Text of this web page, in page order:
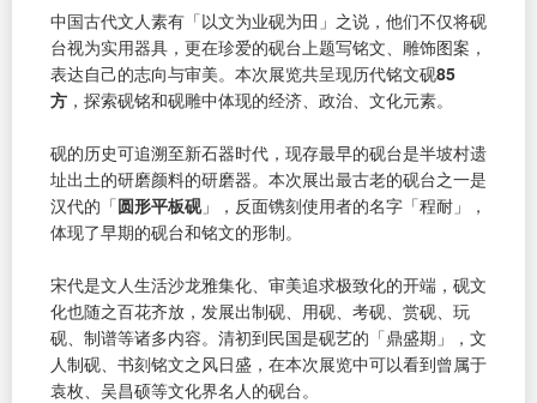
中国古代文人素有「以文为业砚为田」之说，他们不仅将砚
台视为实用器具，更在珍爱的砚台上题写铭文、雕饰图案，
表达自己的志向与审美。本次展览共呈现历代铭文砚85
方 ，探索砚铭和砚雕中体现的经济、政治、文化元素。
砚的历史可追溯至新石器时代，现存最早的砚台是半坡村遗
址出土的研磨颜料的研磨器。本次展出最古老的砚台之一是
汉代的「圆形平板砚」，反面镌刻使用者的名字「程耐」，
体现了早期的砚台和铭文的形制。
宋代是文人生活沙龙雅集化、审美追求极致化的开端，砚文
化也随之百花齐放，发展出制砚、用砚、考砚、赏砚、玩
砚、制谱等诸多内容。清初到民国是砚艺的「鼎盛期」，文
人制砚、书刻铭文之风日盛，在本次展览中可以看到曾属于
袁枚、吴昌硕等文化界名人的砚台。